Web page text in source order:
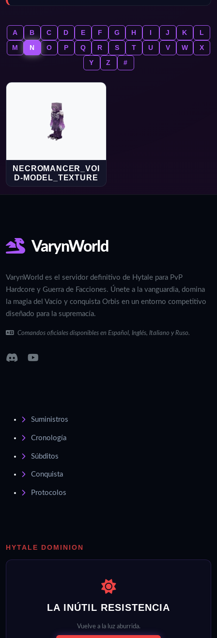
A B C D E F G H I J K
L
M
N O P Q R S T U V W
X
Y
Z #
NECROMANCER_VOI
D-MODEL_TEXTURE
VarynWorld
VarynWorld es el servidor definitivo de Hytale para PvP
Hardcore y Guerra de Facciones. Únete a la vanguardia, domina
la magia del Vacío y conquista Orbis en un entorno competitivo
diseñado para la supremacía.
Comandos oficiales disponibles en Español, Inglés, Italiano y Ruso.
Suministros
Cronología
Súbditos
Conquista
Protocolos
HYTALE DOMINION
LA INÚTIL RESISTENCIA
Vuelve a la luz aburrida.